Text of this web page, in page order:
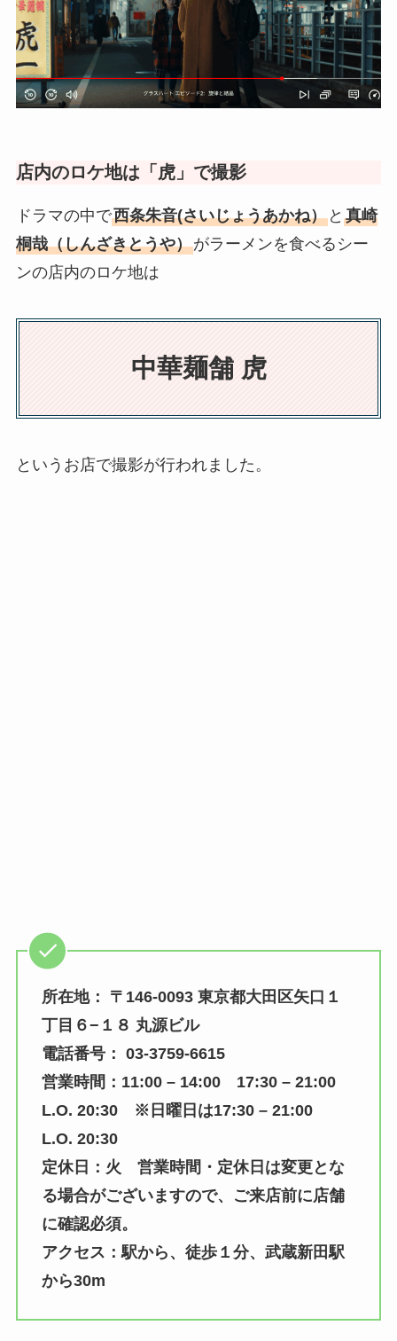
店内のロケ地は「虎」で撮影
ドラマの中で西条朱音(さいじょうあかね）と 真崎
桐哉（しんざきとうや）がラーメンを食べるシー
ンの店内のロケ地は
中華麺舗 虎
というお店で撮影が行われました。
所在地： 〒146-0093 東京都大田区矢口１
丁目６−１８ 丸源ビル
電話番号： 03-3759-6615
営業時間：11:00 – 14:00 17:30 – 21:00
L.O. 20:30 ※日曜日は17:30 – 21:00
L.O. 20:30
定休日：火 営業時間・定休日は変更とな
る場合がございますので、ご来店前に店舗
に確認必須。
アクセス：駅から、徒歩１分、武蔵新田駅
から30m